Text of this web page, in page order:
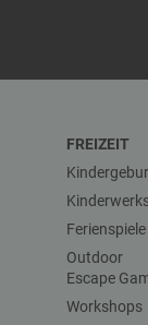
FREIZEIT
Ferienspiele
Outdoor
Escape
Workshops